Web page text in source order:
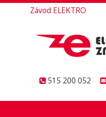
Závod ELEKTRO
515 200 052